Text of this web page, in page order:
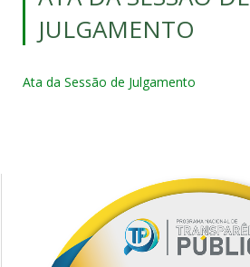
JULGAMENTO
Ata da Sessão de Julgamento